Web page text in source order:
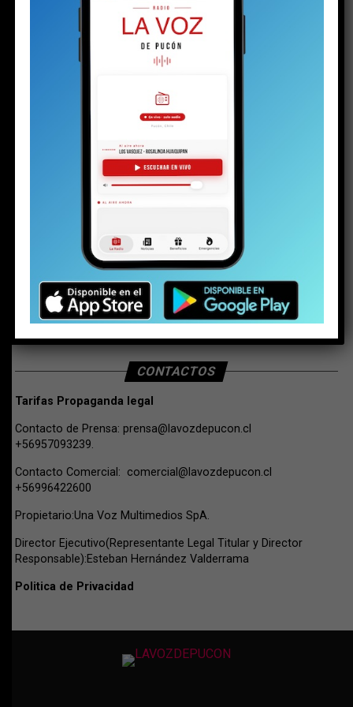
BUSCAR
CONTACTOS
Tarifas Propaganda legal
Contacto de Prensa: prensa@lavozdepucon.cl
+56957093239.
Contacto Comercial: comercial@lavozdepucon.cl
+56996422600
Propietario:Una Voz Multimedios SpA.
Director Ejecutivo(Representante Legal Titular y Director
Responsable):Esteban Hernández Valderrama
Politica de Privacidad